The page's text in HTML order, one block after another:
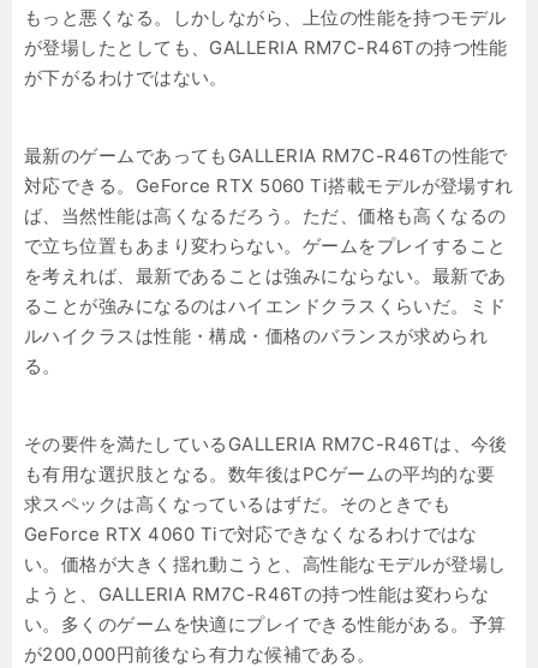
もっと悪くなる。しかしながら、上位の性能を持つモデル
が登場したとしても、GALLERIA RM7C-R46Tの持つ性能
が下がるわけではない。
最新のゲームであってもGALLERIA RM7C-R46Tの性能で
対応できる。GeForce RTX 5060 Ti搭載モデルが登場すれ
ば、当然性能は高くなるだろう。ただ、価格も高くなるの
で立ち位置もあまり変わらない。ゲームをプレイすること
を考えれば、最新であることは強みにならない。最新であ
ることが強みになるのはハイエンドクラスくらいだ。ミド
ルハイクラスは性能・構成・価格のバランスが求められ
る。
その要件を満たしているGALLERIA RM7C-R46Tは、今後
も有用な選択肢となる。数年後はPCゲームの平均的な要
求スペックは高くなっているはずだ。そのときでも
GeForce RTX 4060 Tiで対応できなくなるわけではな
い。価格が大きく揺れ動こうと、高性能なモデルが登場し
ようと、GALLERIA RM7C-R46Tの持つ性能は変わらな
い。多くのゲームを快適にプレイできる性能がある。予算
が200,000円前後なら有力な候補である。